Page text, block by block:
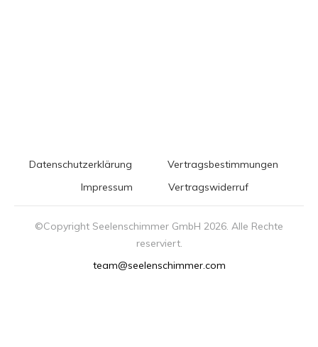
Datenschutzerklärung
Vertragsbestimmungen
Impressum
Vertragswiderruf
©Copyright Seelenschimmer GmbH 2026. Alle Rechte
reserviert.
team@seelenschimmer.com